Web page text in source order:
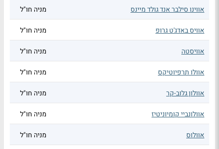
אווינו סילבר אנד גולד מיינס מניה חו"ל
אוויס באדג'ט גרופ מניה חו"ל
אוויסטה מניה חו"ל
אוולו תרפיוטיקס מניה חו"ל
אוולון גלוב-קר מניה חו"ל
אוולונביי קומיוניטיז מניה חו"ל
אוולוס מניה חו"ל